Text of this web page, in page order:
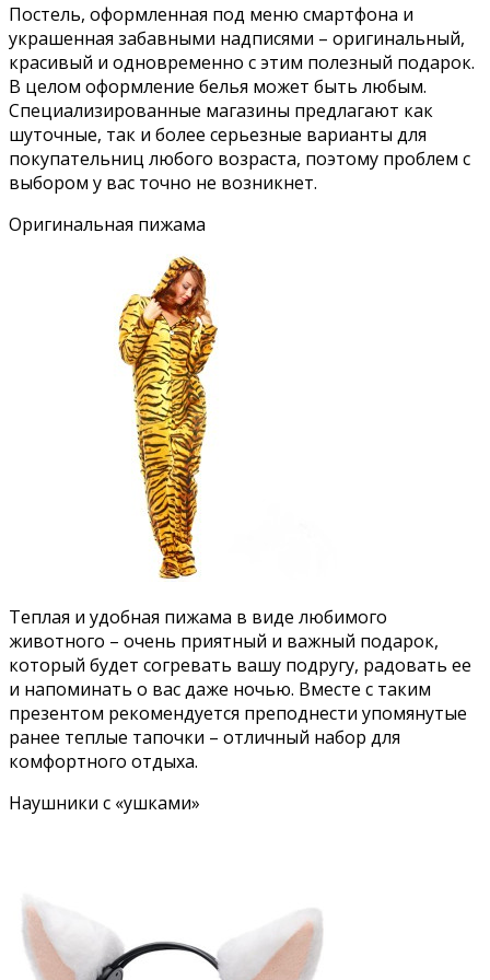
Постель, оформленная под меню смартфона и
украшенная забавными надписями – оригинальный,
красивый и одновременно с этим полезный подарок.
В целом оформление белья может быть любым.
Специализированные магазины предлагают как
шуточные, так и более серьезные варианты для
покупательниц любого возраста, поэтому проблем с
выбором у вас точно не возникнет.
Оригинальная пижама
Теплая и удобная пижама в виде любимого
животного – очень приятный и важный подарок,
который будет согревать вашу подругу, радовать ее
и напоминать о вас даже ночью. Вместе с таким
презентом рекомендуется преподнести упомянутые
ранее теплые тапочки – отличный набор для
комфортного отдыха.
Наушники с «ушками»